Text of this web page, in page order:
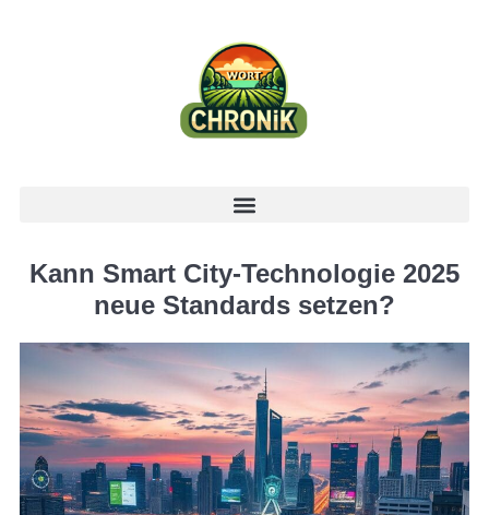
Kann Smart City-Technologie 2025
neue Standards setzen?